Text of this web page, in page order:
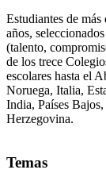
Estudiantes de
años,
(talento,
de los trece
escolares hasta el
Noruega, Italia,
India, Países
Herzegovina.
Temas